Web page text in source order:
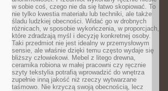
w sobie coś, czego nie da się łatwo skopiować. To
nie tylko kwestia materiału lub techniki, ale także
śladu ludzkiej obecności. Widać go w drobnych
różnicach, w sposobie wykończenia, w proporcjach,
które zdradzają myśl i decyzję konkretnej osoby.
Taki przedmiot nie jest idealny w przemysłowym
sensie, ale właśnie dzięki temu często wydaje się
bliższy człowiekowi. Mebel z litego drewna,
ceramika robiona w małej pracowni czy ręcznie
szyty tekstylia potrafią wprowadzić do wnętrza
zupełnie inną jakość niż rzeczy wytwarzane
taśmowo. Nie krzyczą swoją obecnością, lecz